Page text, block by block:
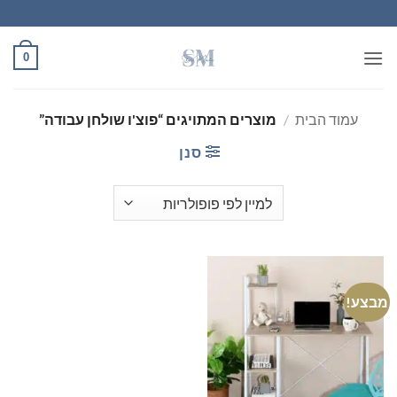
to
content
0
עמוד הבית / מוצרים המתויגים “פוצ'ו שולחן עבודה”
סנן
מבצע!